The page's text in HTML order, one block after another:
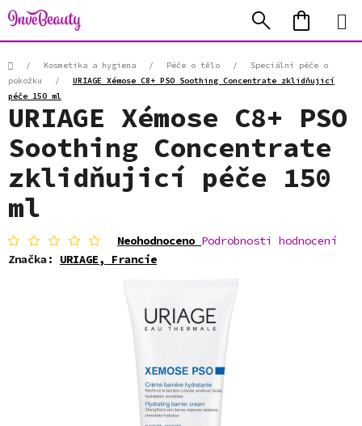
Přejít
na
obsah
Hledat
KOŠÍK
Domů/ Kosmetika a hygiena / Péče o tělo /
Speciální péče o
pokožku
/
URIAGE Xémose C8+ PSO Soothing Concentrate zklidňujicí
péče 150 ml
URIAGE Xémose C8+ PSO
Soothing Concentrate
zklidňujicí péče 150
ml
Průměrné
hodnocení
produktu
Neohodnoceno Podrobnosti hodnocení
Značka: URIAGE, Francie